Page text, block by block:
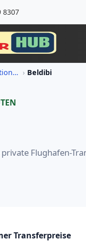
8307
Transferpreis-Informationen Beldibi
Flughafen-
Transferpreise